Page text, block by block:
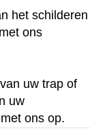
het schilderen
ons
uw trap of
uw
ons op.